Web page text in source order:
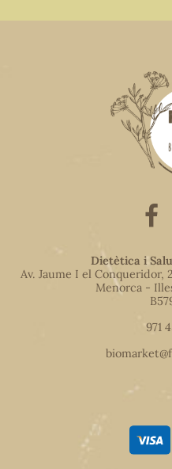
Dietètica i
Av. Jaume I el Conqueridor,
Menorca -
971